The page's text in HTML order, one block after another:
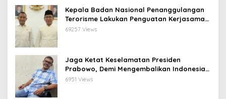
Kepala Badan Nasional Penanggulangan
Terorisme Lakukan Penguatan Kerjasama
Ketua Pengurus Besar Nahdlatul Ulama
69257 Views
Jaga Ketat Keselamatan Presiden
Prabowo, Demi Mengembalikan Indonesia
Menjadi Macan Asia
6951 Views